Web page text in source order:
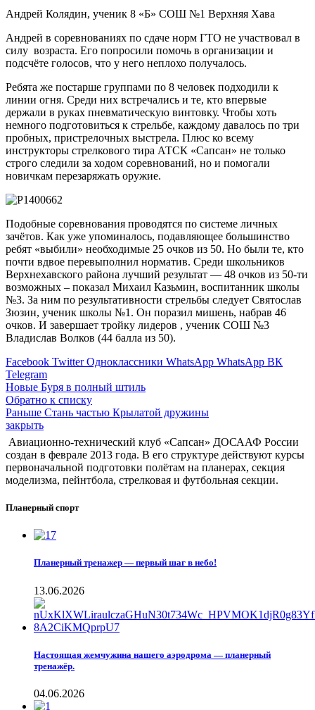
Андрей Колядин, ученик 8 «Б» СОШ №1 Верхняя Хава
Андрей в соревнованиях по сдаче норм ГТО не участвовал в
силу возраста. Его попросили помочь в организации и
подсчёте голосов, что у него неплохо получалось.
Ребята же постарше группами по 8 человек подходили к
линии огня. Среди них встречались и те, кто впервые
держали в руках пневматическую винтовку. Чтобы хоть
немного подготовиться к стрельбе, каждому давалось по три
пробных, пристрелочных выстрела. Плюс ко всему
инструкторы стрелкового тира АТСК «Сапсан» не только
строго следили за ходом соревнований, но и помогали
новичкам перезаряжать оружие.
Подобные соревнования проводятся по системе личных
зачётов. Как уже упоминалось, подавляющее большинство
ребят «выбили» необходимые 25 очков из 50. Но были те, кто
почти вдвое перевыполнил норматив. Среди школьников
Верхнехавского района лучший результат — 48 очков из 50-ти
возможных – показал Михаил Казьмин, воспитанник школы
№3. За ним по результативности стрельбы следует Святослав
Зюзин, ученик школы №1. Он поразил мишень, набрав 46
очков. И завершает тройку лидеров , ученик СОШ №3
Владислав Волков (44 балла из 50).
Facebook Twitter Одноклассники WhatsApp WhatsApp ВК
Telegram
Новые Буря в полный штиль
Обратно к списку
Раньше Стань частью Крылатой дружины
закрыть
Авиационно-технический клуб «Сапсан» ДОСААФ России
создан в феврале 2013 года. В его структуре действуют курсы
первоначальной подготовки полётам на планерах, секция
моделизма, пейнтбола, стрелковая и футбольная секции.
Планерный спорт
Планерный тренажер — первый шаг в небо!
13.06.2026
Настоящая жемчужина нашего аэродрома — планерный
тренажёр.
04.06.2026